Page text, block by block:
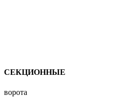
СЕКЦИОННЫЕ
ворота